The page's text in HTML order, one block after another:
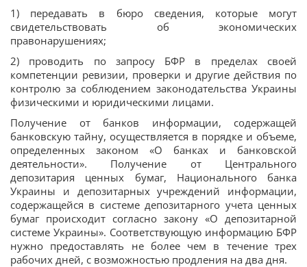
1) передавать в бюро сведения, которые могут
свидетельствовать об экономических
правонарушениях;
2) проводить по запросу БФР в пределах своей
компетенции ревизии, проверки и другие действия по
контролю за соблюдением законодательства Украины
физическими и юридическими лицами.
Получение от банков информации, содержащей
банковскую тайну, осуществляется в порядке и объеме,
определенных законом «О банках и банковской
деятельности». Получение от Центрального
депозитария ценных бумаг, Национального банка
Украины и депозитарных учреждений информации,
содержащейся в системе депозитарного учета ценных
бумаг происходит согласно закону «О депозитарной
системе Украины». Соответствующую информацию БФР
нужно предоставлять не более чем в течение трех
рабочих дней, с возможностью продления на два дня.